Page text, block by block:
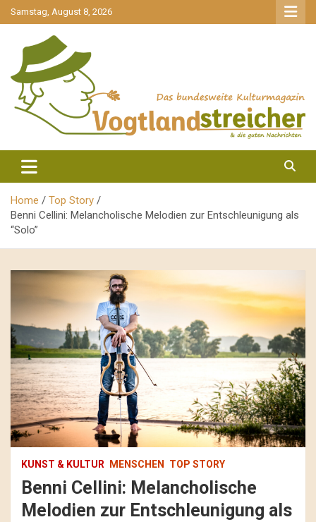
gehe
zum
Samstag, August 8, 2026
Vogtlandstreicher
Home
Top Story
Benni Cellini: Melancholische Melodien zur Entschleunigung als
“Solo”
KUNST & KULTUR MENSCHEN TOP STORY
Benni Cellini: Melancholische
Melodien zur Entschleunigung als